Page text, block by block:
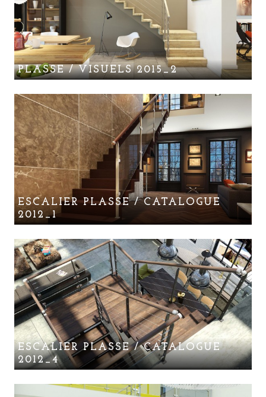
PLASSE / VISUELS 2015_2
ESCALIER PLASSE / CATALOGUE
2012_1
ESCALIER PLASSE / CATALOGUE
2012_4